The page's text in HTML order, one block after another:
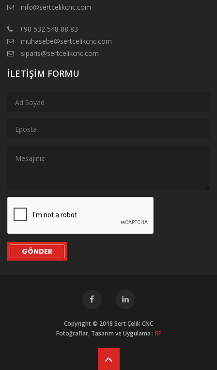
info@sertcelikcnc.com
+90 532 548 88 83
muhasebe@sertcelikcnc.com
siparis@sertcelikcnc.com
İLETIŞIM FORMU
GÖNDER
Copyright © 2018 Sert Çelik CNC
Fotoğraflar, Tasarım ve Uygulama : RF